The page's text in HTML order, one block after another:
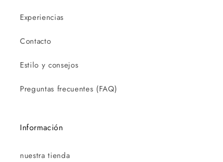
Experiencias
Contacto
Estilo y consejos
Preguntas frecuentes (FAQ)
Información
nuestra tienda